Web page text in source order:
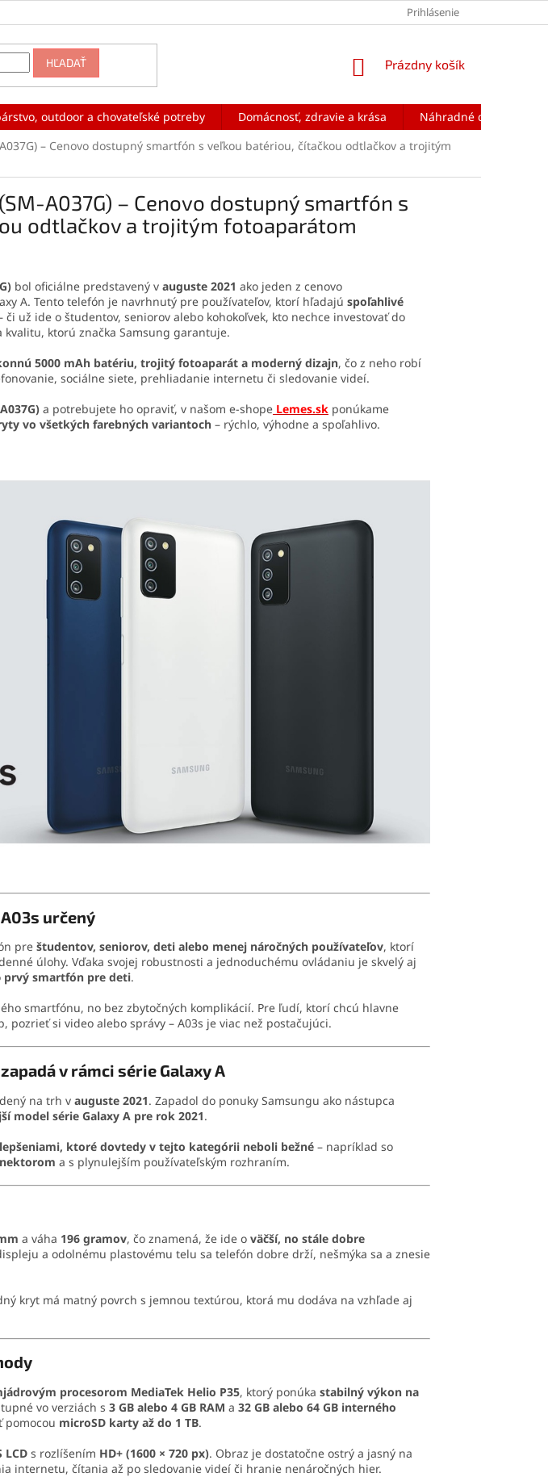
Prihlásenie
HĽADAŤ
NÁKUPNÝ
Prázdny košík
outdoor a chovateľské potreby Domácnosť, zdravie a krása Náhradné diely na
– Cenovo dostupný smartfón s veľkou batériou, čítačkou odtlačkov a trojitým
A037G) – Cenovo dostupný smartfón s
odtlačkov a trojitým fotoaparátom
bol oficiálne predstavený v auguste 2021 ako jeden z cenovo
A. Tento telefón je navrhnutý pre používateľov, ktorí hľadajú spoľahlivé
či už ide o študentov, seniorov alebo kohokoľvek, kto nechce investovať do
ktorú značka Samsung garantuje.
5000 mAh batériu, trojitý fotoaparát a moderný dizajn, čo z neho robí
sociálne siete, prehliadanie internetu či sledovanie videí.
a potrebujete ho opraviť, v našom e-shope Lemes.sk ponúkame
vo všetkých farebných variantoch – rýchlo, výhodne a spoľahlivo.
určený
pre študentov, seniorov, deti alebo menej náročných používateľov, ktorí
úlohy. Vďaka svojej robustnosti a jednoduchému ovládaniu je skvelý aj
prvý smartfón pre deti.
smartfónu, no bez zbytočných komplikácií. Pre ľudí, ktorí chcú hlavne
pozrieť si video alebo správy – A03s je viac než postačujúci.
v rámci série Galaxy A
na trh v auguste 2021. Zapadol do ponuky Samsungu ako nástupca
model série Galaxy A pre rok 2021.
ktoré dovtedy v tejto kategórii neboli bežné – napríklad so
a s plynulejším používateľským rozhraním.
a váha 196 gramov, čo znamená, že ide o väčší, no stále dobre
a odolnému plastovému telu sa telefón dobre drží, nešmýka sa a znesie
kryt má matný povrch s jemnou textúrou, ktorá mu dodáva na vzhľade aj
procesorom MediaTek Helio P35, ktorý ponúka stabilný výkon na
vo verziách s 3 GB alebo 4 GB RAM a 32 GB alebo 64 GB interného
pomocou microSD karty až do 1 TB.
LCD s rozlíšením HD+ (1600 × 720 px). Obraz je dostatočne ostrý a jasný na
internetu, čítania až po sledovanie videí či hranie nenáročných hier.